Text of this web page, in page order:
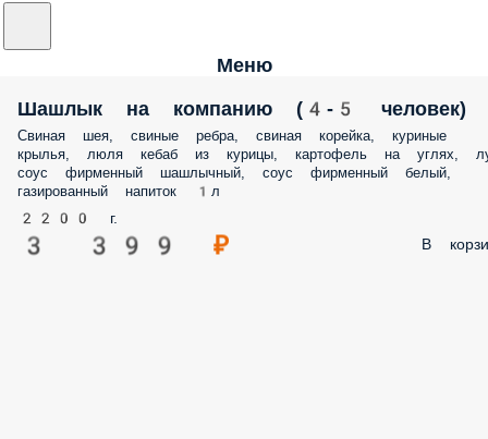
Меню
Шашлык на компанию (4-5 человек)
Свиная шея, свиные ребра, свиная корейка, куриные
крылья, люля кебаб из курицы, картофель на углях,
соус фирменный шашлычный, соус фирменный белый,
газированный напиток 1л
2200 г.
3 399 ₽ В